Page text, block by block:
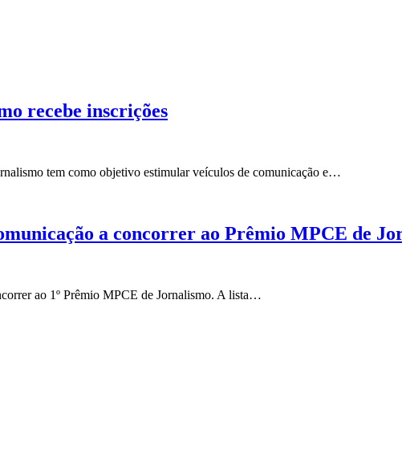
recebe inscrições
tem como objetivo estimular veículos de comunicação e…
a concorrer ao Prêmio MPCE de
ao 1º Prêmio MPCE de Jornalismo. A lista…